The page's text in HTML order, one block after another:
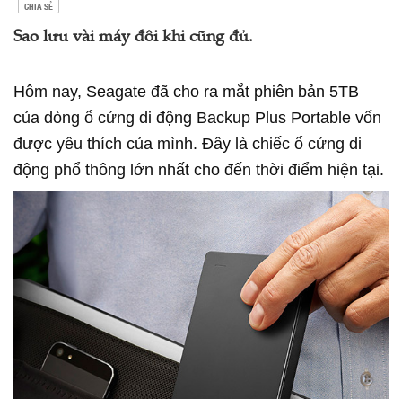
CHIA SẺ
Sao lưu vài máy đôi khi cũng đủ.
Hôm nay, Seagate đã cho ra mắt phiên bản 5TB
của dòng ổ cứng di động Backup Plus Portable vốn
được yêu thích của mình. Đây là chiếc ổ cứng di
động phổ thông lớn nhất cho đến thời điểm hiện tại.